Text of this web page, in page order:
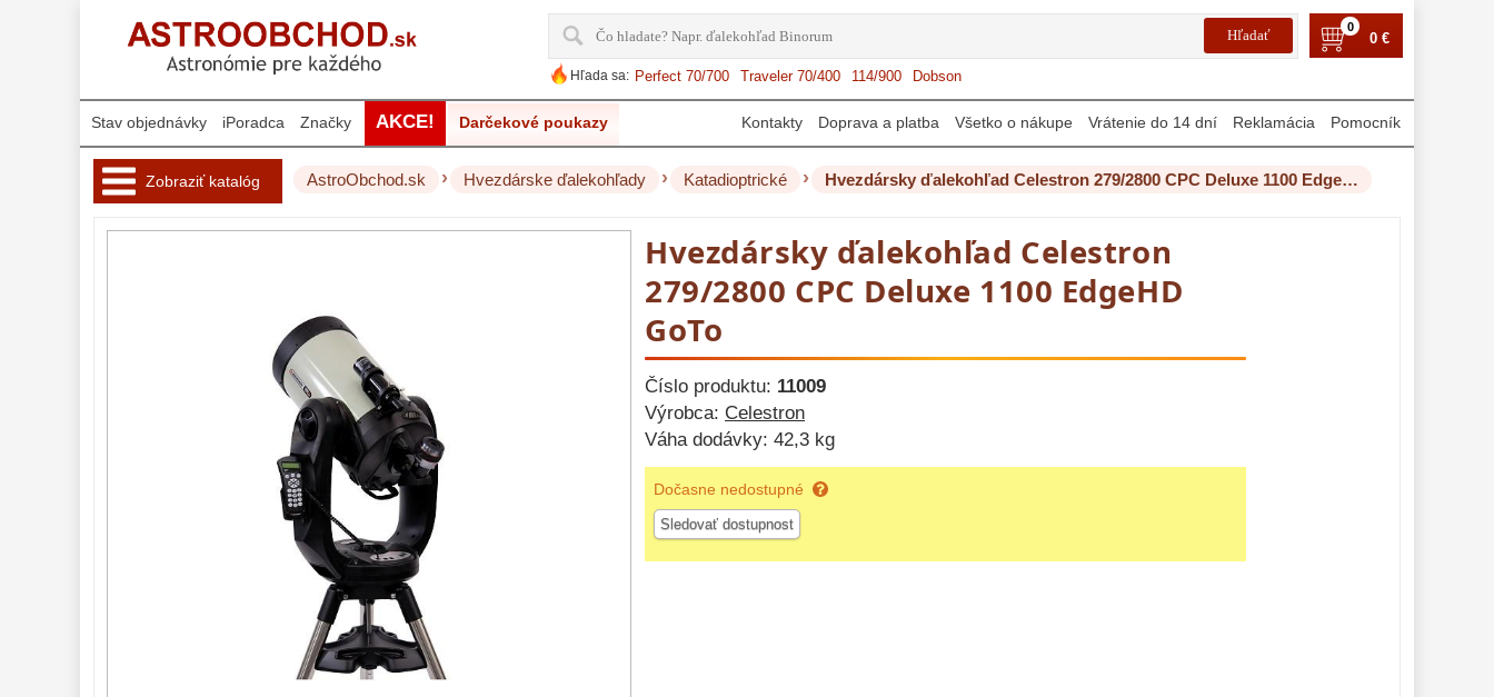
0
0 €
Hľada sa: Perfect 70/700 Traveler 70/400 114/900 Dobson
Stav objednávky iPoradca Značky AKCE! Darčekové poukazy Kontakty Doprava a platba Všetko o nákupe Vrátenie do 14 dní Reklamácia Pomocník
Zobraziť katalóg AstroObchod.sk › Hvezdárske ďalekohľady › Katadioptrické › Hvezdársky ďalekohľad Celestron 279/2800 CPC Deluxe 1100 EdgeHD GoTo
Hvezdársky ďalekohľad Celestron
279/2800 CPC Deluxe 1100 EdgeHD
GoTo
Číslo produktu: 11009
Výrobca: Celestron
Váha dodávky: 42,3 kg
Dočasne nedostupné
Sledovať dostupnost